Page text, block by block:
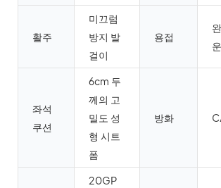
활주
미끄럼
방지 발
걸이
용접
좌석
쿠션
6cm 두
께의 고
밀도 성
형 시트
폼
방화
20GP